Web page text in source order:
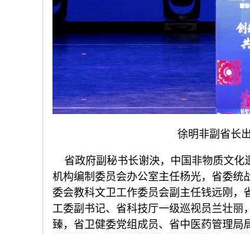
徐明非副省长
省政府副秘书长谢泱，中国非物质文化
机构编制委员会办公室主任杨光，省委统
委会教科文卫工作委员会副主任钱远刚，
工委副书记、省科技厅一级巡视员兰壮
臻，省卫健委党组成员、省中医药管理